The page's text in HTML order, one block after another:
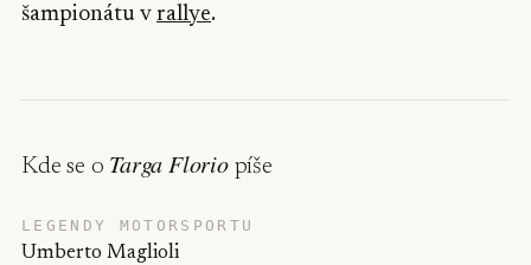
šampionátu v rallye.
Kde se o Targa Floriopíše
LEGENDY MOTORSPORTU
Umberto Maglioli